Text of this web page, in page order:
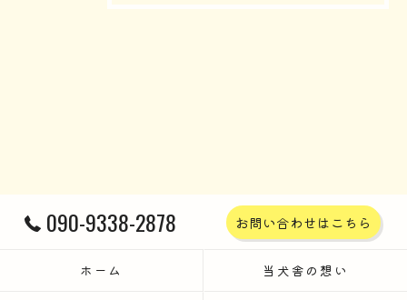
090-9338-2878 お問い合わせはこちら
ホーム 当犬舎の想い